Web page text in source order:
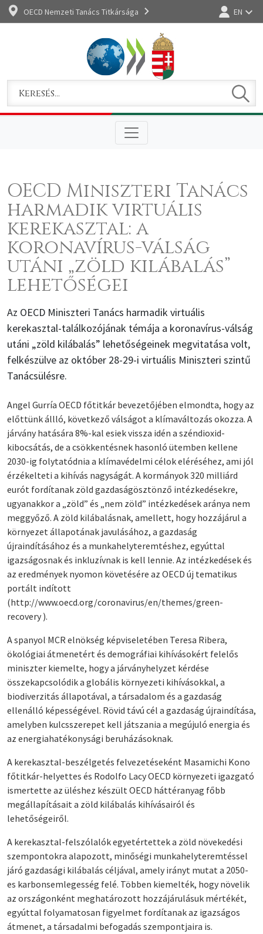
OECD Nemzeti Tanács Titkársága EN
OECD Miniszteri Tanács
harmadik virtuális
kerekasztal: a
koronavírus-válság
utáni „zöld kilábalás”
lehetőségei
Az OECD Miniszteri Tanács harmadik virtuális
kerekasztal-találkozójának témája a koronavírus-válság
utáni „zöld kilábalás” lehetőségeinek megvitatása volt,
felkészülve az október 28-29-i virtuális Miniszteri szintű
Tanácsülésre.
Angel Gurría OECD főtitkár bevezetőjében elmondta, hogy az
előttünk állló, következő válságot a klímaváltozás okozza. A
járvány hatására 8%-kal esiek vissza idén a széndioxid-
kibocsátás, de a csökkentésnek hasonló ütemben kellene
2030-ig folytatódnia a klímavédelmi célok eléréséhez, ami jól
érzékelteti a kihívás nagyságát. A kormányok 320 milliárd
eurót fordítanak zöld gazdaságösztönző intézkedésekre,
ugyanakkor a „zöld” és „nem zöld” intézkedések aránya nem
meggyőző. A zöld kilábalásnak, amellett, hogy hozzájárul a
környezet állapotának javulásához, a gazdaság
újraindításához és a munkahelyteremtéshez, egyúttal
igazságosnak és inkluzívnak is kell lennie. Az intézkedések és
az eredmények nyomon követésére az OECD új tematikus
portált indított
(http://www.oecd.org/coronavirus/en/themes/green-
recovery ).
A spanyol MCR elnökség képviseletében Teresa Ribera,
ökológiai átmenetért és demográfiai kihívásokért felelős
miniszter kiemelte, hogy a járványhelyzet kérdése
összekapcsolódik a globális környezeti kihívásokkal, a
biodiverzitás állapotával, a társadalom és a gazdaság
ellenálló képességével. Rövid távú cél a gazdaság újraindítása,
amelyben kulcsszerepet kell játszania a megújuló energia és
az energiahatékonysági beruházásoknak.
A kerekasztal-beszélgetés felvezetéseként Masamichi Kono
főtitkár-helyettes és Rodolfo Lacy OECD környezeti igazgató
ismertette az üléshez készült OECD háttéranyag főbb
megállapításait a zöld kilábalás kihívásairól és
lehetőségeiről.
A kerekasztal-felszólalók egyetértettek a zöld növekedési
szempontokra alapozott, minőségi munkahelyteremtéssel
járó gazdasági kilábalás céljával, amely irányt mutat a 2050-
es karbonsemlegesség felé. Többen kiemelték, hogy növelik
az országonként meghatározott hozzájárulásuk mértékét,
egyúttal folyamatosan figyelmet fordítanak az igazságos
átmenet, a társadalmi befogadás szempontjaira is.